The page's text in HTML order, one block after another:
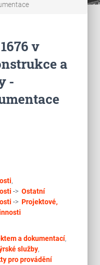
v
a
-
,
-> Ostatní
-> Projektové,
a dokumentací,
služby,
pro provádění